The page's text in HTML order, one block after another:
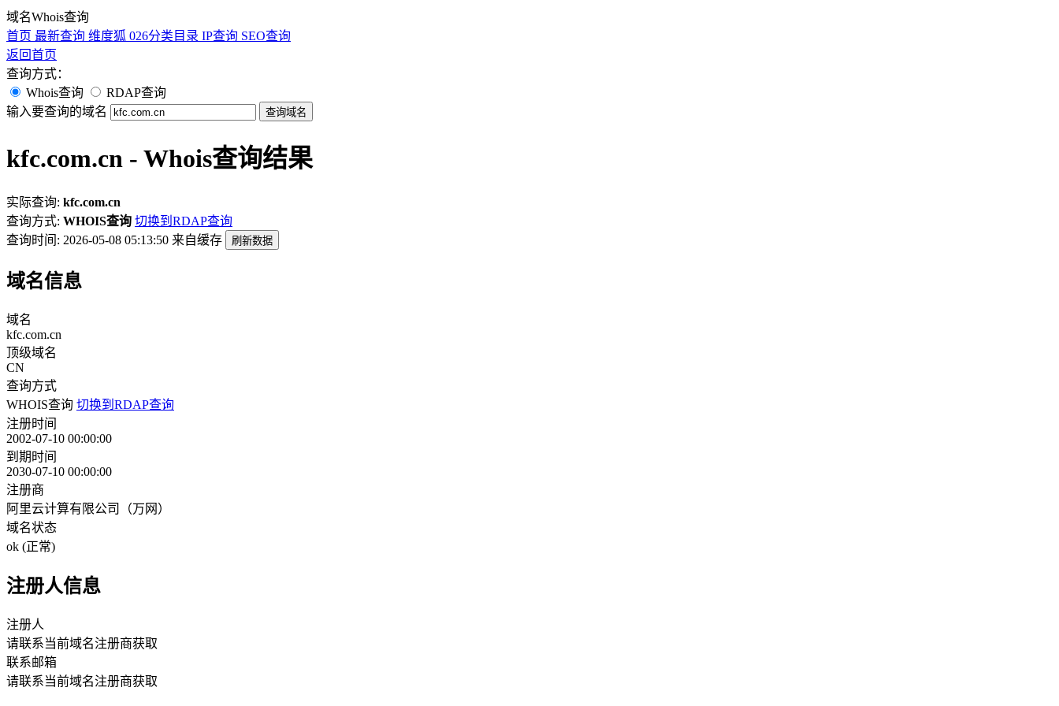
域名Whois查询
首页 最新查询 维度狐 026分类目录 IP查询 SEO查询
返回首页
查询方式：
Whois查询
RDAP查询
输入要查询的域名
查询域名
kfc.com.cn - Whois查询结果
实际查询: kfc.com.cn
查询方式: WHOIS查询 切换到RDAP查询
查询时间: 2026-05-08 05:13:50 来自缓存 刷新数据
域名信息
域名
kfc.com.cn
顶级域名
CN
查询方式
WHOIS查询 切换到RDAP查询
注册时间
2002-07-10 00:00:00
到期时间
2030-07-10 00:00:00
注册商
阿里云计算有限公司（万网）
域名状态
ok (正常)
注册人信息
注册人
请联系当前域名注册商获取
联系邮箱
请联系当前域名注册商获取